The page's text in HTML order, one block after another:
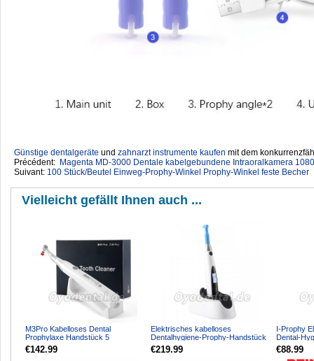
Günstige dentalgeräte ‎ und zahnarzt instrumente kaufen mit dem
Précédent: Magenta MD-3000 Dentale kabelgebundene Intraoralkamera
Suivant: 100 Stück/Beutel Einweg-Prophy-Winkel Prophy-Winkel feste Becher
Vielleicht gefällt Ihnen auch ...
M3Pro Kabelloses Dental
Prophylaxe Handstück 5
Geschwindigkeiten 360° Rotation
€142.99
Elektrisches kabelloses
Dentalhygiene-Prophy-Handstück
10 Geschwindigkeitseinste...
€219.99
I-Prophy
Dental-
€88.99